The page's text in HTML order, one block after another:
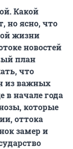
Какой
но ясно, что
жизни
новостей
план
что
из важных
в начале года
которые
оттока
замер и